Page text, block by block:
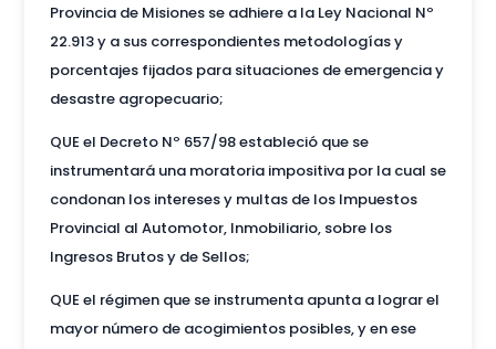
Provincia de Misiones se adhiere a la Ley Nacional Nº
22.913 y a sus correspondientes metodologías y
porcentajes fijados para situaciones de emergencia y
desastre agropecuario;
QUE el Decreto Nº 657/98 estableció que se
instrumentará una moratoria impositiva por la cual se
condonan los intereses y multas de los Impuestos
Provincial al Automotor, Inmobiliario, sobre los
Ingresos Brutos y de Sellos;
QUE el régimen que se instrumenta apunta a lograr el
mayor número de acogimientos posibles, y en ese